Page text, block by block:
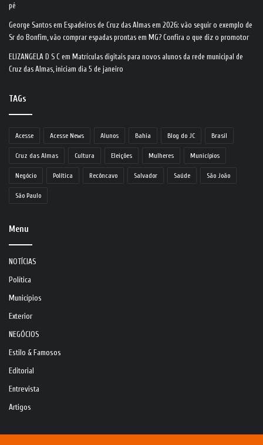
pé
George Santos em Espadeiros de Cruz das Almas em 2026: vão seguir o exemplo de
Sr do Bonfim, vão comprar espadas prontas em MG? Confira o que diz o promotor
ELIZANGELA D S C em Matrículas digitais para novos alunos da rede municipal de
Cruz das Almas, iniciam dia 5 de janeiro
TAGs
Acesse Acesse News Alunos Bahia Blog do JC Brasil
Cruz das Almas Cultura Eleições Mulheres Municípios
Negócio Política Recôncavo Salvador Saúde São João
São Paulo
Menu
NOTÍCIAS
Política
Municípios
Exterior
NEGÓCIOS
Estilo & Famosos
Editorial
Entrevista
Artigos